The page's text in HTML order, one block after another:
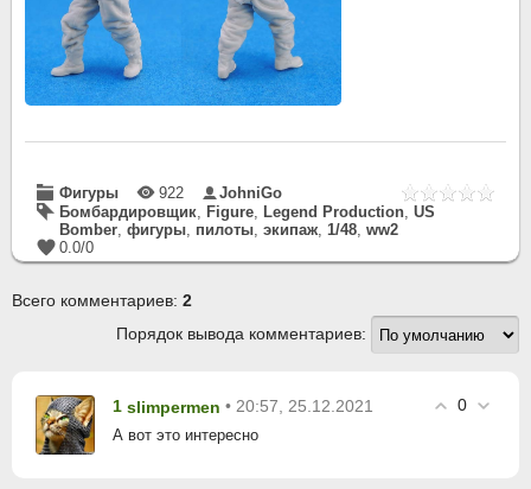
Фигуры 922
JohniGo
Бомбардировщик, Figure, Legend Production, US
Bomber, фигуры, пилоты, экипаж, 1/48, ww2
0.0/0
Всего комментариев: 2
Порядок вывода комментариев:
0
1 slimpermen • 20:57, 25.12.2021
А вот это интересно